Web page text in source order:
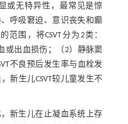
或无特异性，最常见是惊
呼吸窘迫、意识丧失和癫
范围，将CSVT分为2类：
或出血损伤；（2）静脉窦
不良预后发生率与血栓发
新生儿CSVT较儿童发生不
新生儿在止凝血系统上存